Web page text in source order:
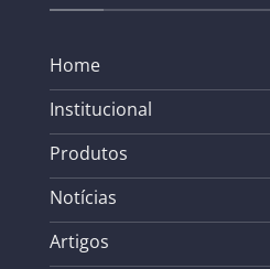
Home
Institucional
Produtos
Notícias
Artigos